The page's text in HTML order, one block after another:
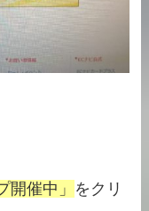
開催中」 をクリ